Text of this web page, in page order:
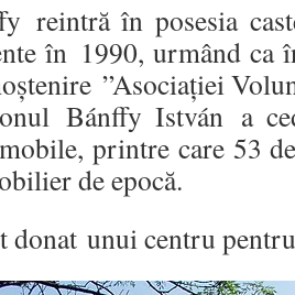
reintră în posesia
în 1990, urmând ca
”Asociaţiei
Bánffy István a
printre care 53
de epocă.
donat unui centru